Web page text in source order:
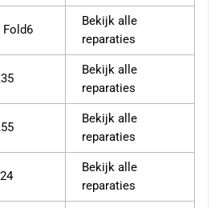
Fold6
Bekijk alle
reparaties
Bekijk alle
reparaties
Bekijk alle
reparaties
Bekijk alle
reparaties